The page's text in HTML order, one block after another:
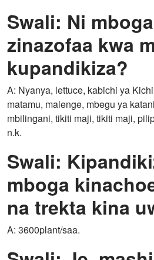
Swali: Ni
zinazofaa kwa
kupandikiza?
A: Nyanya, lettuce, kabichi ya
matamu, malenge, mbegu ya
mbilingani, tikiti maji, tikiti maji,
n.k.
Swali:
mboga
na trekta kina
A: 3600plant/saa.